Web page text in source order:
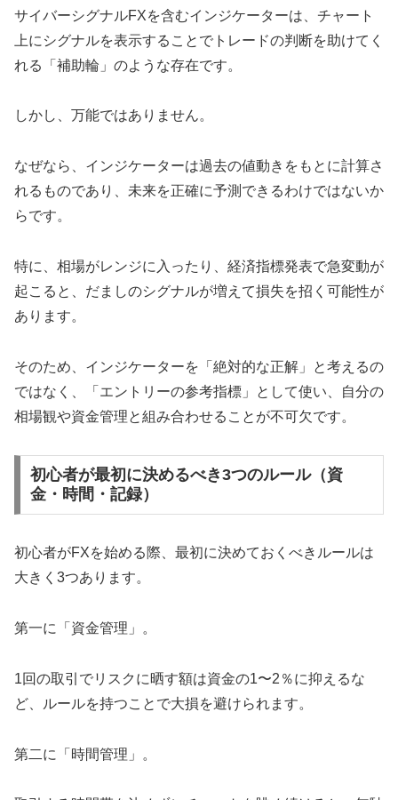
サイバーシグナルFXを含むインジケーターは、チャート
上にシグナルを表示することでトレードの判断を助けてく
れる「補助輪」のような存在です。
しかし、万能ではありません。
なぜなら、インジケーターは過去の値動きをもとに計算さ
れるものであり、未来を正確に予測できるわけではないか
らです。
特に、相場がレンジに入ったり、経済指標発表で急変動が
起こると、だましのシグナルが増えて損失を招く可能性が
あります。
そのため、インジケーターを「絶対的な正解」と考えるの
ではなく、「エントリーの参考指標」として使い、自分の
相場観や資金管理と組み合わせることが不可欠です。
初心者が最初に決めるべき3つのルール（資
金・時間・記録）
初心者がFXを始める際、最初に決めておくべきルールは
大きく3つあります。
第一に「資金管理」。
1回の取引でリスクに晒す額は資金の1〜2％に抑えるな
ど、ルールを持つことで大損を避けられます。
第二に「時間管理」。